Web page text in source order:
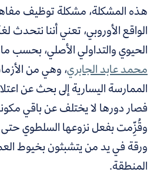
هذه المشكلة،مشكلة توظيف
الواقع الأوروبي، تعنيأننا نتحدث
الحيوي والتداولي الأصلي،بحسب ما
محمد عابد الجابري، وهي من
الممارسة اليسارية إلى بحث عن
فصار دورها لا يختلف عن باقي
وقُزِّمت بفعل نزوعها السلطوي حتى
ورقة في يد من يتشبثون بخيوط
المنطقة.